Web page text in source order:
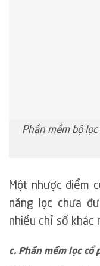
Phần mềm bộ
Một nhược điểm
năng lọc chưa
nhiều chỉ số khác
c. Phần mềm lọc